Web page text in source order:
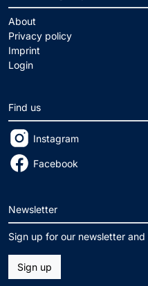
About
Privacy policy
Imprint
Login
Find us
Instagram
Facebook
Newsletter
Sign up for our newsletter
Sign up